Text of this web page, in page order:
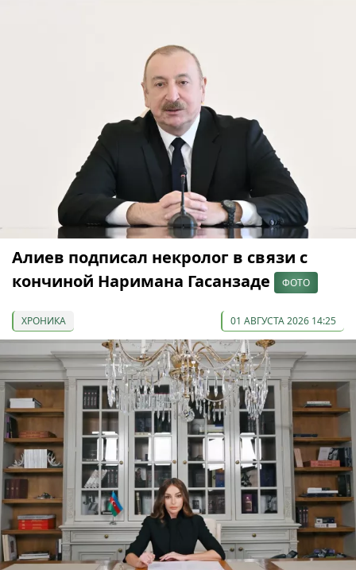
Алиев подписал некролог в связи с
кончиной Наримана Гасанзаде
ФОТО
ХРОНИКА 01 АВГУСТА 2026 14:25